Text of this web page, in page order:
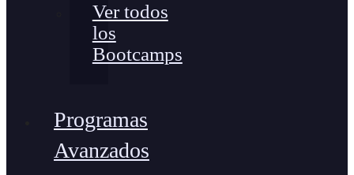
Ver todos
los
Bootcamps
Programas
Avanzados